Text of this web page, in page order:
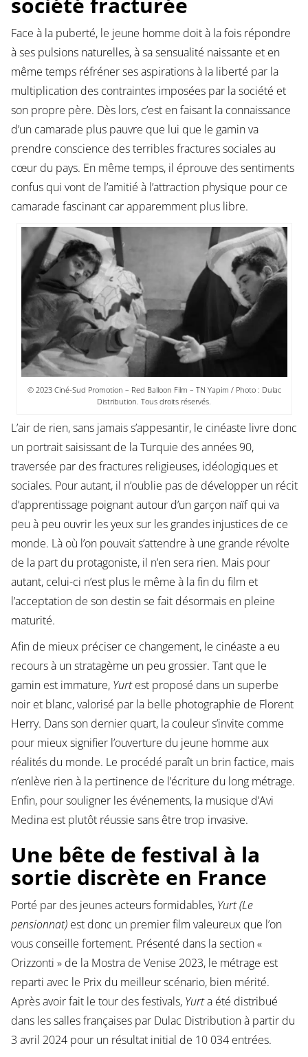
Face à la puberté, le jeune homme doit à la fois répondre
à ses pulsions naturelles, à sa sensualité naissante et en
même temps réfréner ses aspirations à la liberté par la
multiplication des contraintes imposées par la société et
son propre père. Dès lors, c’est en faisant la connaissance
d’un camarade plus pauvre que lui que le gamin va
prendre conscience des terribles fractures sociales au
cœur du pays. En même temps, il éprouve des sentiments
confus qui vont de l’amitié à l’attraction physique pour ce
camarade fascinant car apparemment plus libre.
© 2023 Ciné-Sud Promotion – Red Balloon Film – TN Yapim / Photo : Dulac
Distribution. Tous droits réservés.
L’air de rien, sans jamais s’appesantir, le cinéaste livre donc
un portrait saisissant de la Turquie des années 90,
traversée par des fractures religieuses, idéologiques et
sociales. Pour autant, il n’oublie pas de développer un récit
d’apprentissage poignant autour d’un garçon naïf qui va
peu à peu ouvrir les yeux sur les grandes injustices de ce
monde. Là où l’on pouvait s’attendre à une grande révolte
de la part du protagoniste, il n’en sera rien. Mais pour
autant, celui-ci n’est plus le même à la fin du film et
l’acceptation de son destin se fait désormais en pleine
maturité.
Afin de mieux préciser ce changement, le cinéaste a eu
recours à un stratagème un peu grossier. Tant que le
gamin est immature, Yurtest proposé dans un superbe
noir et blanc, valorisé par la belle photographie de Florent
Herry. Dans son dernier quart, la couleur s’invite comme
pour mieux signifier l’ouverture du jeune homme aux
réalités du monde. Le procédé paraît un brin factice, mais
n’enlève rien à la pertinence de l’écriture du long métrage.
Enfin, pour souligner les événements, la musique d’Avi
Medina est plutôt réussie sans être trop invasive.
Une bête de festival à la
sortie discrète en France
Porté par des jeunes acteurs formidables, Yurt (Le
pensionnat)est donc un premier film valeureux que l’on
vous conseille fortement. Présenté dans la section «
Orizzonti » de la Mostra de Venise 2023, le métrage est
reparti avec le Prix du meilleur scénario, bien mérité.
Après avoir fait le tour des festivals, Yurta été distribué
dans les salles françaises par Dulac Distribution à partir du
3 avril 2024 pour un résultat initial de 10 034 entrées.